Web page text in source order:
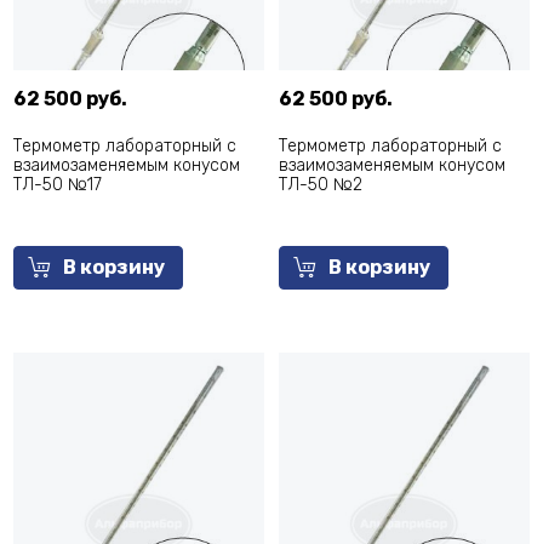
62 500 руб.
Термометр лабораторный с
взаимозаменяемым конусом
ТЛ-50 №17
В корзину
62 500 руб.
Термометр лабораторный с
взаимозаменяемым конусом
ТЛ-50 №2
В корзину